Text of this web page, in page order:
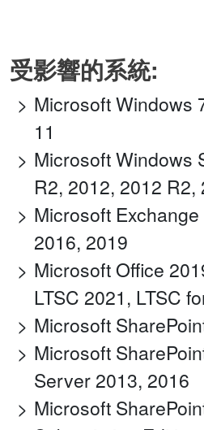
受影響的系統:
Microsoft Windows
11
Microsoft Windows
R2, 2012, 2012
Microsoft
2016, 2019
Microsoft Office
LTSC 2021, LTSC
Microsoft
Microsoft
Server 2013, 2016
Microsoft